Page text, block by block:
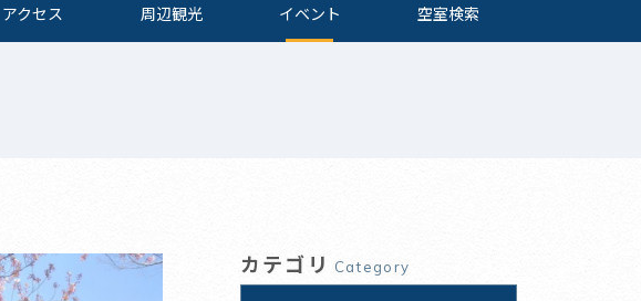
アクセス 周辺観光 イベント 空室検索
カテゴリ Category